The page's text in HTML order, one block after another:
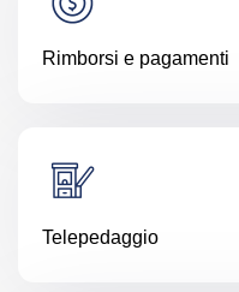
Rimborsi e pagamenti
Telepedaggio